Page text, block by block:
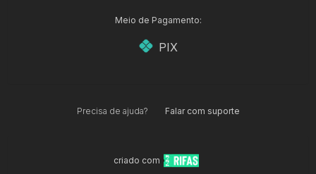
Meio de Pagamento:
PIX
Precisa de ajuda? Falar com suporte
criado com